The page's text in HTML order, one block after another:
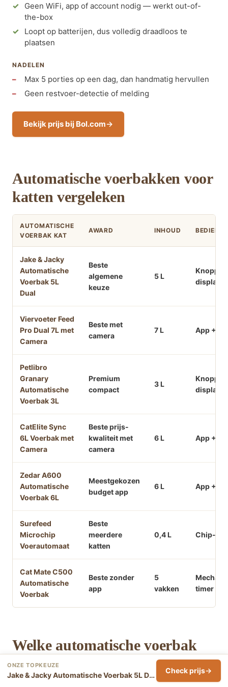
Geen WiFi, app of account nodig — werkt out-of-
the-box
Loopt op batterijen, dus volledig draadloos te
plaatsen
NADELEN
Max 5 porties op een dag, dan handmatig hervullen
Geen restvoer-detectie of melding
Bekijk prijs bij Bol.com
Automatische voerbakken voor
katten vergeleken
AUTOMATISCHE
VOERBAK KAT
AWARD INHOUD
Jake & Jacky
Automatische
Voerbak 5L
Dual
Beste
algemene
keuze
5 L
display
Viervoeter Feed
Pro Dual 7L met
Camera
Beste met
camera
7 L App +
Petlibro
Granary
Automatische
Voerbak 3L
Premium
compact
3 L
display
CatElite Sync
6L Voerbak met
Camera
Beste prijs-
kwaliteit met
camera
6 L App +
Zedar A600
Automatische
Voerbak 6L
Meestgekozen
budget app
6 L App +
Surefeed
Microchip
Voerautomaat
Beste
meerdere
katten
0,4 L Chip-
Cat Mate C500
Automatische
Voerbak
Beste zonder
app
5
vakken
timer
Welke automatische voerbak
past bij jouw kat?
ONZE TOPKEUZE
Jake & Jacky Automatische Voerbak 5L Dual Check prijs